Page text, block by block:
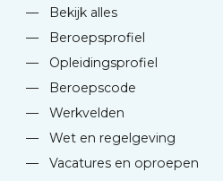
—
Bekijk alles
—
Beroepsprofiel
—
Opleidingsprofiel
—
Beroepscode
—
Werkvelden
—
Wet en regelgeving
—
Vacatures en oproepen